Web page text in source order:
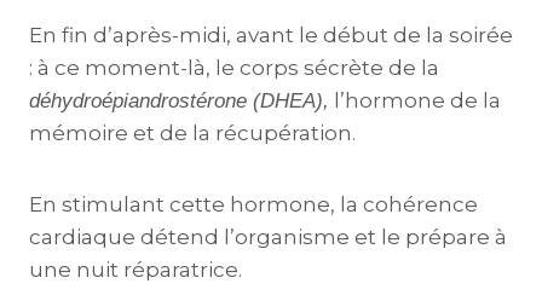
En fin d’après-midi, avant le début de la soirée
: à ce moment-là, le corps sécrète de la
déhydroépiandrostérone (DHEA),
l’hormone de la
mémoire et de la récupération.
En stimulant cette hormone, la cohérence
cardiaque détend l’organisme et le prépare à
une nuit réparatrice.